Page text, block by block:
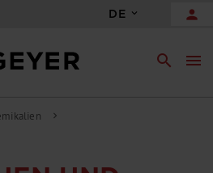
DE person
search menu
chevron_right